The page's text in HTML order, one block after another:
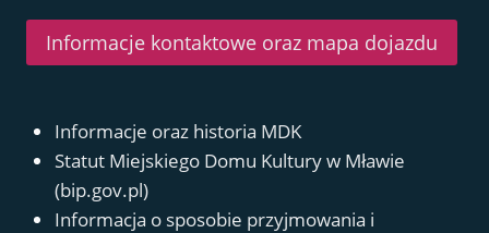
Informacje kontaktowe oraz mapa dojazdu
Informacje oraz historia MDK
Statut Miejskiego Domu Kultury w Mławie
(bip.gov.pl)
Informacja o sposobie przyjmowania i